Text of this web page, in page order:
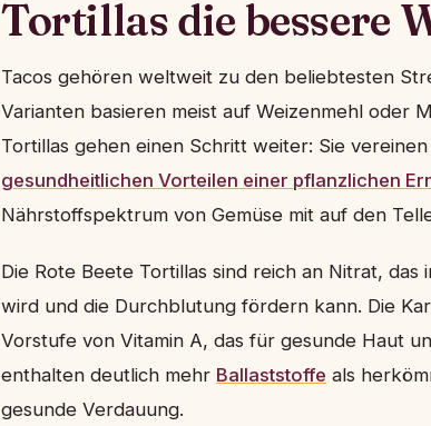
Tortillas die bessere
Tacos gehören weltweit zu den beliebtesten
Varianten basieren meist auf Weizenmehl oder
Tortillas gehen einen Schritt weiter: Sie
gesundheitlichen Vorteilen einer pflanzlichen
Nährstoffspektrum von Gemüse mit auf den
Die Rote Beete Tortillas sind reich an Nitrat,
wird und die Durchblutung fördern kann. Die
Vorstufe von Vitamin A, das für gesunde Haut
enthalten deutlich mehr Ballaststoffe als
gesunde Verdauung.